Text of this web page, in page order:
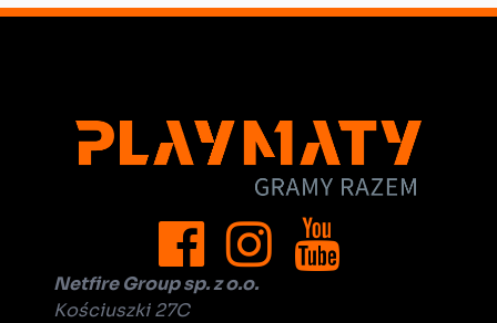
Netfire Group sp. z o.o.
Kościuszki 27C